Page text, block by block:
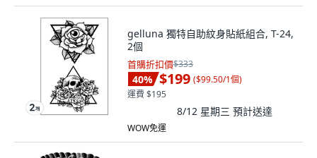
gelluna 獨特自助紋身貼紙組合, T-24,
2個
首購折扣價$333
40% $199 ($99.50/1個)
運費 $195
8/12 星期三 預計送達
WOW免運